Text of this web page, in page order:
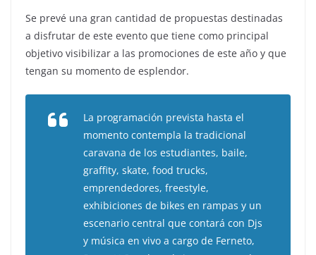
Se prevé una gran cantidad de propuestas destinadas
a disfrutar de este evento que tiene como principal
objetivo visibilizar a las promociones de este año y que
tengan su momento de esplendor.
La programación prevista hasta el
momento contempla la tradicional
caravana de los estudiantes, baile,
graffity, skate, food trucks,
emprendedores, freestyle,
exhibiciones de bikes en rampas y un
escenario central que contará con Djs
y música en vivo a cargo de Ferneto,